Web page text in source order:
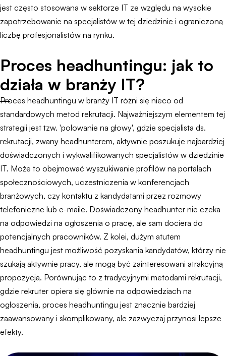
jest często stosowana w sektorze IT ze względu na wysokie
zapotrzebowanie na specjalistów w tej dziedzinie i ograniczoną
liczbę profesjonalistów na rynku.
Proces headhuntingu: jak to
działa w branży IT?
Proces headhuntingu w branży IT różni się nieco od
standardowych metod rekrutacji. Najważniejszym elementem tej
strategii jest tzw. 'polowanie na głowy', gdzie specjalista ds.
rekrutacji, zwany headhunterem, aktywnie poszukuje najbardziej
doświadczonych i wykwalifikowanych specjalistów w dziedzinie
IT. Może to obejmować wyszukiwanie profilów na portalach
społecznościowych, uczestniczenia w konferencjach
branżowych, czy kontaktu z kandydatami przez rozmowy
telefoniczne lub e-maile. Doświadczony headhunter nie czeka
na odpowiedzi na ogłoszenia o pracę, ale sam dociera do
potencjalnych pracowników. Z kolei, dużym atutem
headhuntingu jest możliwość pozyskania kandydatów, którzy nie
szukają aktywnie pracy, ale mogą być zainteresowani atrakcyjną
propozycją. Porównując to z tradycyjnymi metodami rekrutacji,
gdzie rekruter opiera się głównie na odpowiedziach na
ogłoszenia, proces headhuntingu jest znacznie bardziej
zaawansowany i skomplikowany, ale zazwyczaj przynosi lepsze
efekty.